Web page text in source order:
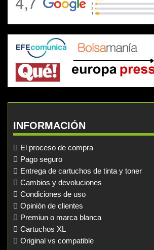
INFORMACIÓN
El proceso de compra
Pago seguro
Entrega de cartuchos de tinta y toner
Cambios y devoluciones
Condiciones de uso
Opinión de clientes
Premiun o marca blanca
Cartuchos XL
Original vs compatible